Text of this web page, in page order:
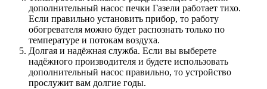
дополнительный насос печки Газели работает тихо.
Если правильно установить прибор, то работу
обогревателя можно будет распознать только по
температуре и потокам воздуха.
Долгая и надёжная служба. Если вы выберете
надёжного производителя и будете использовать
дополнительный насос правильно, то устройство
прослужит вам долгие годы.